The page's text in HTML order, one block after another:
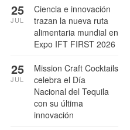
Ciencia e innovación
trazan la nueva ruta
alimentaria mundial en
Expo IFT FIRST 2026
25
JUL
Mission Craft Cocktails
celebra el Día
Nacional del Tequila
con su última
innovación
25
JUL